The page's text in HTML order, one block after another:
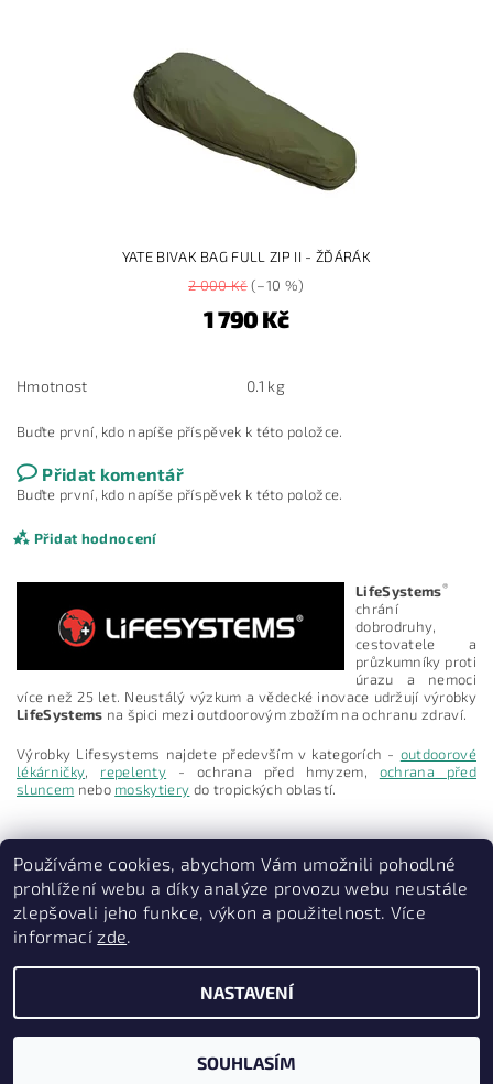
YATE BIVAK BAG FULL ZIP II - ŽĎÁRÁK
2 000 Kč(–10 %)
1 790 Kč
Hmotnost 0.1 kg
Buďte první, kdo napíše příspěvek k této položce.
Přidat komentář
Buďte první, kdo napíše příspěvek k této položce.
Přidat hodnocení
Vložením hodnocení souhlasíte s
podmínkami ochrany
osobních údajů
LifeSystems®
chrání
dobrodruhy,
cestovatele a
průzkumníky proti
úrazu a nemoci
více než 25 let. Neustálý výzkum a vědecké inovace udržují výrobky
LifeSystems na špici mezi outdoorovým zbožím na ochranu zdraví.
Výrobky Lifesystems najdete především v kategorích - outdoorové
lékárničky, repelenty - ochrana před hmyzem, ochrana před
sluncem nebo moskytiery do tropických oblastí.
PruvodceNakopce.Cz
2026 © Quill outdoor, všechna práva vyhrazena
Vytvořil Shoptet
Používáme cookies, abychom Vám umožnili pohodlné
prohlížení webu a díky analýze provozu webu neustále
zlepšovali jeho funkce, výkon a použitelnost. Více
informacízde.
NASTAVENÍ
SOUHLASÍM